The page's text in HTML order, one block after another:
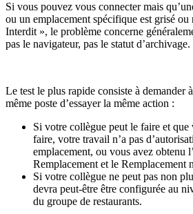
Si vous pouvez vous connecter mais
ou un emplacement spécifique est grisé ou
Interdit », le problème concerne
pas le navigateur, pas le statut d’archivage.
Le test le plus rapide consiste à demander
même poste d’essayer la même action :
Si votre collègue peut le faire et que
faire, votre travail n’a pas
emplacement, ou vous avez obtenu
Remplacement et le Remplacement
Si votre collègue ne peut pas non
devra peut-être être configurée au
du groupe de restaurants.